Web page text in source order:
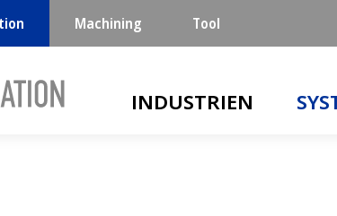
Machining Tool
INDUSTRIEN